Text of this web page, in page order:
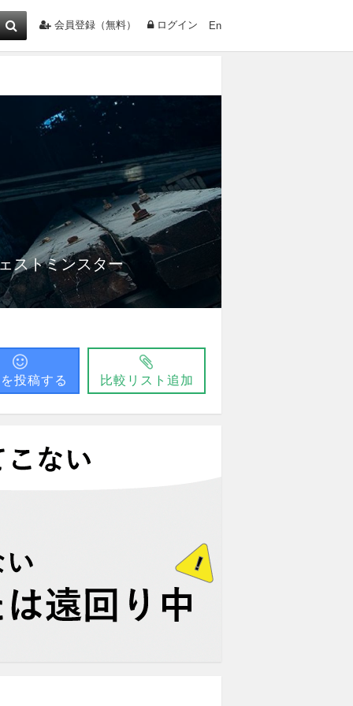
会員登録（無料） ログイン En
ストミンスター
投稿する 比較リスト追加